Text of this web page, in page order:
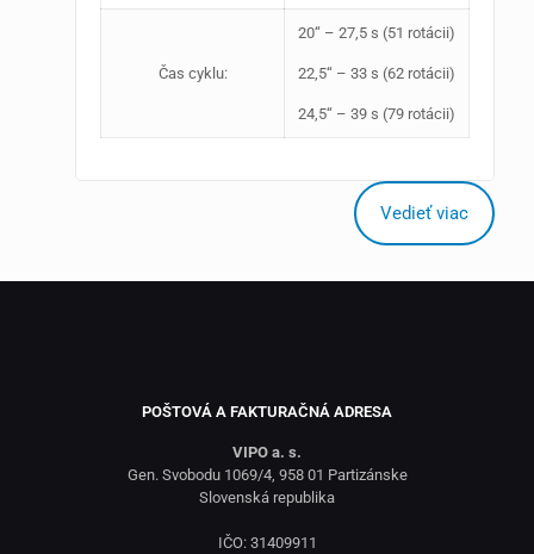
Čas cyklu:
20‘‘ – 27,5 s (51 rotácii)
22,5‘‘ – 33 s (62 rotácii)
24,5‘‘ – 39 s (79 rotácii)
Vedieť viac
POŠTOVÁ A FAKTURAČNÁ ADRESA
VIPO a. s.
Gen. Svobodu 1069/4, 958 01 Partizánske
Slovenská republika
IČO: 31409911